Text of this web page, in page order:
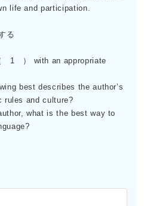
life and participation.
る
1 ） with an appropriate
best describes the author’s
rules and culture?
what is the best way to